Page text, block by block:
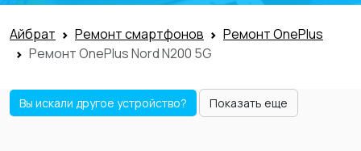
Айбрат Ремонт смартфонов
Ремонт OnePlus
Ремонт OnePlus Nord N200 5G
Вы искали другое устройство? Показать еще